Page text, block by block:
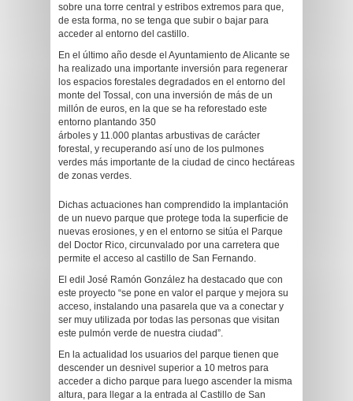
sobre una torre central y estribos extremos para que,
de esta forma, no se tenga que subir o bajar para
acceder al entorno del castillo.
En el último año desde el Ayuntamiento de Alicante se
ha realizado una importante inversión para regenerar
los espacios forestales degradados en el entorno del
monte del Tossal, con una inversión de más de un
millón de euros, en la que se ha reforestado este
entorno plantando 350
árboles y 11.000 plantas arbustivas de carácter
forestal, y recuperando así uno de los pulmones
verdes más importante de la ciudad de cinco hectáreas
de zonas verdes.
Dichas actuaciones han comprendido la implantación
de un nuevo parque que protege toda la superficie de
nuevas erosiones, y en el entorno se sitúa el Parque
del Doctor Rico, circunvalado por una carretera que
permite el acceso al castillo de San Fernando.
El edil José Ramón González ha destacado que con
este proyecto “se pone en valor el parque y mejora su
acceso, instalando una pasarela que va a conectar y
ser muy utilizada por todas las personas que visitan
este pulmón verde de nuestra ciudad”.
En la actualidad los usuarios del parque tienen que
descender un desnivel superior a 10 metros para
acceder a dicho parque para luego ascender la misma
altura, para llegar a la entrada al Castillo de San